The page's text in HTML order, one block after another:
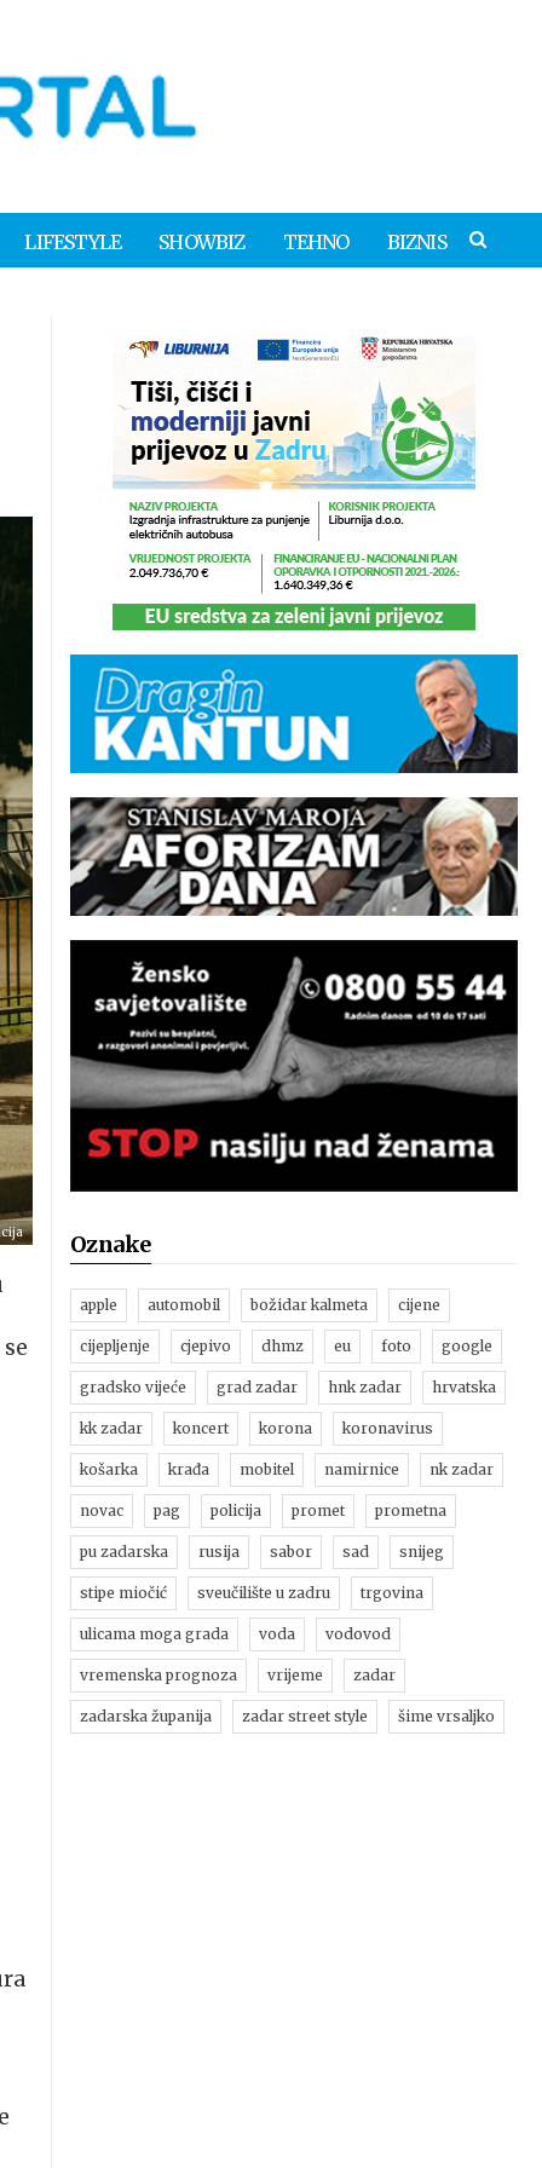
LIFESTYLE SHOWBIZ TEHNO BIZNIS
Oznake
apple automobil božidar kalmeta cijene
cijepljenje cjepivo dhmz eu foto google
gradsko vijeće grad zadar hnk zadar hrvatska
kk zadar koncert korona koronavirus
košarka krađa mobitel namirnice nk zadar
novac pag policija promet prometna
pu zadarska rusija sabor sad snijeg
stipe miočić sveučilište u zadru trgovina
ulicama moga grada voda vodovod
vremenska prognoza vrijeme zadar
zadarska županija zadar street style šime vrsaljko